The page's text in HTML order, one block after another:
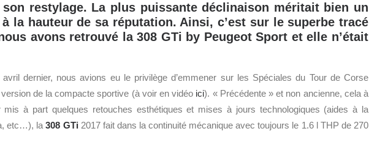
son restylage. La plus puissante déclinaison méritait bien un
la hauteur de sa réputation. Ainsi, c’est sur le superbe tracé
avons retrouvé la 308 GTi by Peugeot Sport et elle n’était
dernier, nous avions eu le privilège d’emmener sur les Spéciales du Tour de Corse
de la compacte sportive (à voir en vidéo ici). « Précédente » et non ancienne, cela à
mis à part quelques retouches esthétiques et mises à jours technologiques (aides à la
etc…), la308 GTi 2017 fait dans la continuité mécanique avec toujours le 1.6 l THP de 270